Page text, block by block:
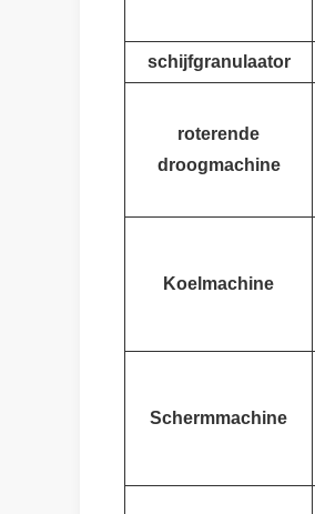
schijfgranulaator
roterende
droogmachine
Koelmachine
Schermmachine